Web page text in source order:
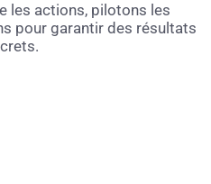
les actions, pilotons les
pour garantir des résultats